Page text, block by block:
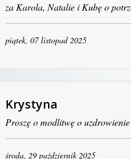
za Karola, Natalie i Kubę o
piątek, 07 listopad 2025
Krystyna
Proszę o modlitwę o
środa, 29 październik 2025